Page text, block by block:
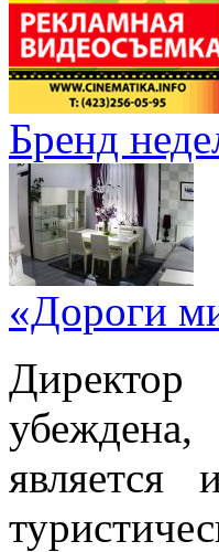
Бренд
«Дороги
убеждена,
является